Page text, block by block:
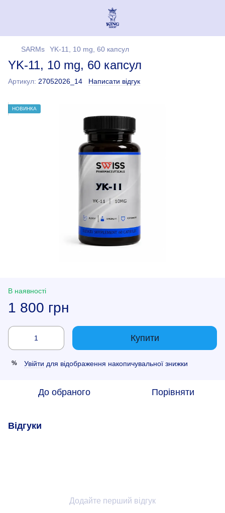
SARMs YK-11, 10 mg, 60 капсул
YK-11, 10 mg, 60 капсул
Артикул: 27052026_14 Написати відгук
НОВИНКА
В наявності
1 800 грн
Купити
% Увійти для відображення накопичувальної знижки
До обраного Порівняти
Відгуки
Додайте перший відгук